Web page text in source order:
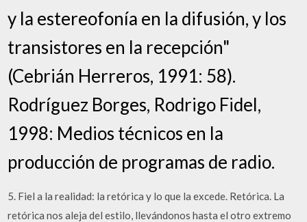
y la estereofonía en la difusión, y los
transistores en la recepción"
(Cebrián Herreros, 1991: 58).
Rodríguez Borges, Rodrigo Fidel,
1998: Medios técnicos en la
producción de programas de radio.
5. Fiel a la realidad: la retórica y lo que la excede. Retórica. La
retórica nos aleja del estilo, llevándonos hasta el otro extremo